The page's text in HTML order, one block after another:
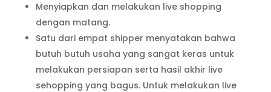
Menyiapkan dan melakukan live shopping
dengan matang.
Satu dari empat shipper menyatakan bahwa
butuh butuh usaha yang sangat keras untuk
melakukan persiapan serta hasil akhir live
sehopping yang bagus. Untuk melakukan live